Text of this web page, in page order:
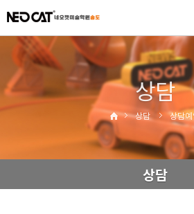
상담
상담 상담
상담